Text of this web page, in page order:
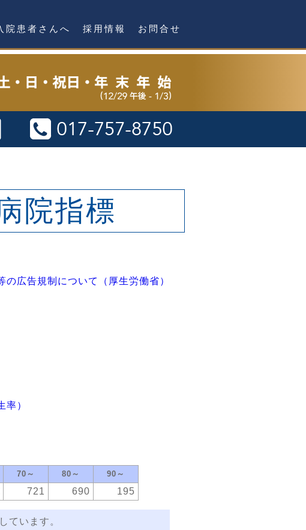
院患者さんへ 採用情報 お問合せ
院指標
の広告規制について（厚生労働省）
）
70～ 80～
90～
721 690 195
ています。